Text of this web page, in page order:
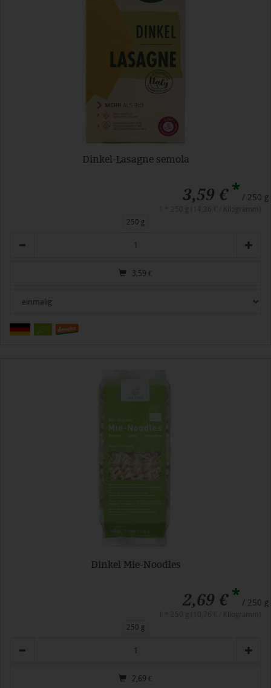
Dinkel-Lasagne semola
3,59 €* / 250 g
250 g
3,59 €
Dinkel Mie-Noodles
2,69 €* / 250 g
250 g
2,69 €